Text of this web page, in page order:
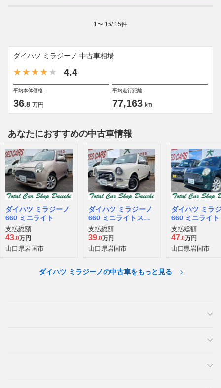
1 〜 15/ 15件
ダイハツ ミラジーノ 中古車相場
4.4
平均本体価格：
36.8 万円
平均走行距離：
77,163 km
あなたにおすすめの中古車情報
ダイハツ ミラジーノ
660 ミニライト
支払総額
43.0万円
山口県岩国市
ダイハツ ミラジーノ
660 ミニライトスペ
シャル
支払総額
39.0万円
山口県岩国市
ダイハツ ミラ
660 ミニライト
支払総額
47.0万円
山口県岩国市
ダイハツ ミラジーノの中古車をもっと見る